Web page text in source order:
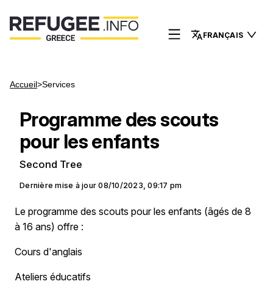
FRANÇAIS
Accueil>Services
Programme des scouts
pour les enfants
Second Tree
Dernière mise à jour 08/10/2023, 09:17 pm
Le programme des scouts pour les enfants (âgés de 8
à 16 ans) offre :
Cours d'anglais
Ateliers éducatifs